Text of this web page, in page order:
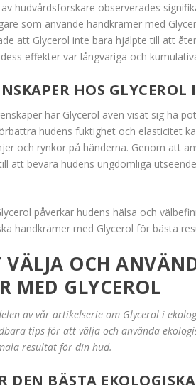
hudvårdsforskare observerades
som använde handkrämer med
att Glycerol inte bara hjälpte till att
effekter var långvariga och
HOS
har Glycerol även visat sig ha
hudens fuktighet och elasticitet
och rynkor på händerna. Genom att
att bevara hudens ungdomliga
påverkar hudens hälsa och
handkrämer med Glycerol för bästa
VÄLJA OCH
MED GLYCEROL
av vår artikelserie om Glycerol i
tips för att välja och använda
resultat för din hud.
DEN BÄSTA